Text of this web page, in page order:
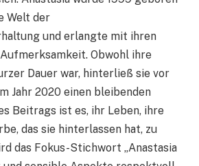
Welt der
und erlangte mit ihren
Obwohl ihre
Dauer war, hinterließ sie vor
Jahr 2020 einen bleibenden
Beitrags ist es, ihr Leben, ihre
das sie hinterlassen hat, zu
das Fokus-Stichwort „Anastasia